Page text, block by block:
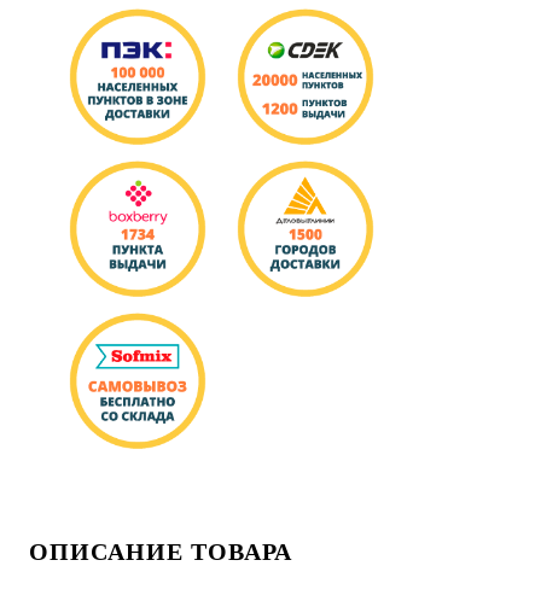
ОПИСАНИЕ ТОВАРА